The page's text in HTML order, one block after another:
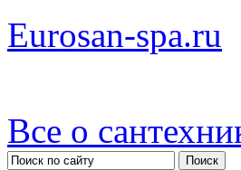
Eurosan-spa.ru
Все о